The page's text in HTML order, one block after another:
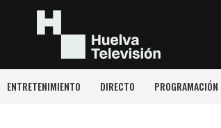
ENTRETENIMIENTO DIRECTO PROGRAMACIÓN